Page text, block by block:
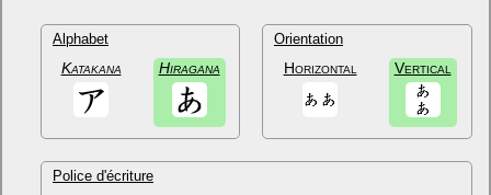
Alphabet
Katakana Hiragana
Orientation
Horizontal Vertical
Police d'écriture